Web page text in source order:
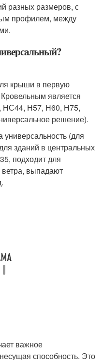
разных размеров, с
профилем, между
крыши в первую
является
НС44, Н57, Н60, Н75,
решение).
(для
зданий в центральных
подходит для
ветра, выпадают
важное
способность. Это